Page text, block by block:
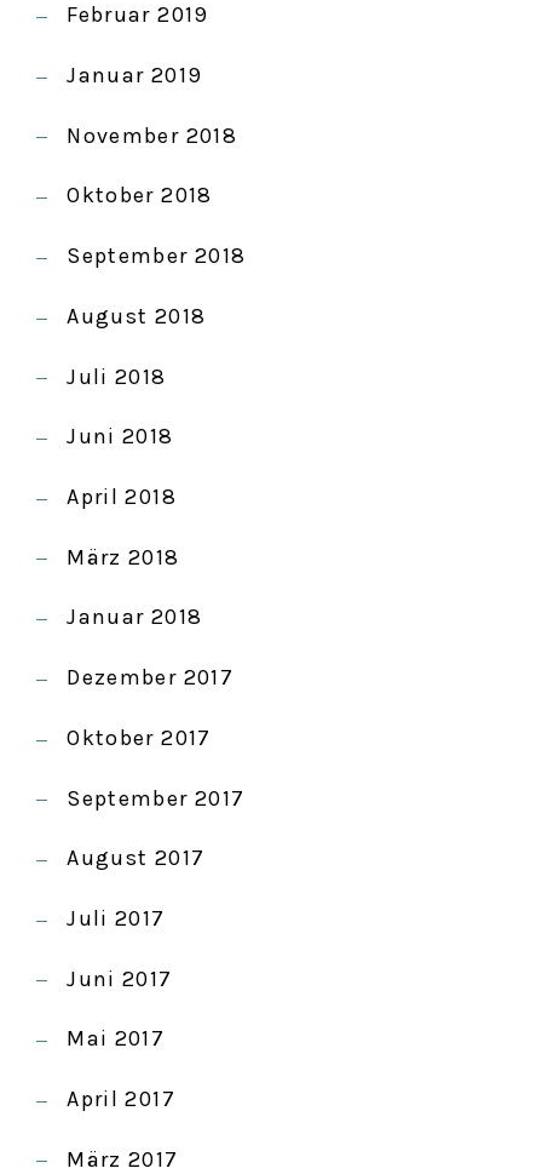
Februar 2019
Januar 2019
November 2018
Oktober 2018
September 2018
August 2018
Juli 2018
Juni 2018
April 2018
März 2018
Januar 2018
Dezember 2017
Oktober 2017
September 2017
August 2017
Juli 2017
Juni 2017
Mai 2017
April 2017
März 2017